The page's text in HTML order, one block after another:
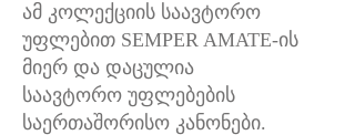
ამ კოლექციის საავტორო
უფლებით SEMPER AMATE-ის
მიერ და დაცულია
საავტორო უფლებების
საერთაშორისო კანონები.